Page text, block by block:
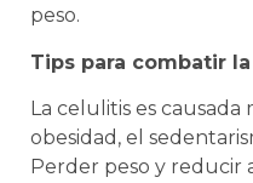
peso.
Tips para combatir
La celulitis es causada
obesidad, el
Perder peso y reducir